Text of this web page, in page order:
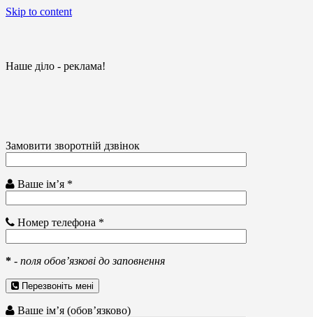
Skip to content
Наше діло - реклама!
Замовити зворотній дзвінок
Ваше ім’я *
Номер телефона *
* - поля обов’язкові до заповнення
Перезвоніть мені
Ваше ім’я (обов’язково)